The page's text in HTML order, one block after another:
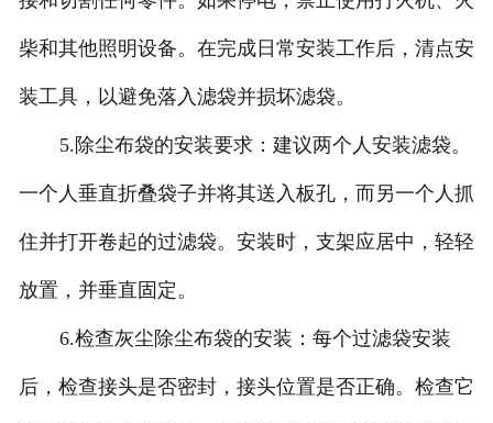
柴和其他照明设备。在完成日常安装工作后，清点安
装工具，以避免落入滤袋并损坏滤袋。
5.除尘布袋的安装要求：建议两个人安装滤袋。
一个人垂直折叠袋子并将其送入板孔，而另一个人抓
住并打开卷起的过滤袋。安装时，支架应居中，轻轻
放置，并垂直固定。
6.检查灰尘除尘布袋的安装：每个过滤袋安装
后，检查接头是否密封，接头位置是否正确。检查它